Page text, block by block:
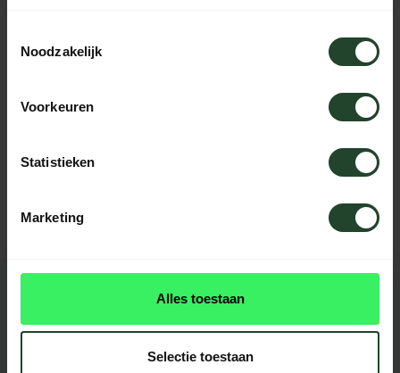
Noodzakelijk
Voorkeuren
Statistieken
Marketing
Alles toestaan
Selectie toestaan
SPECIFICATIES
Neem contact op, onze medewerkers
Dit product heeft nog geen